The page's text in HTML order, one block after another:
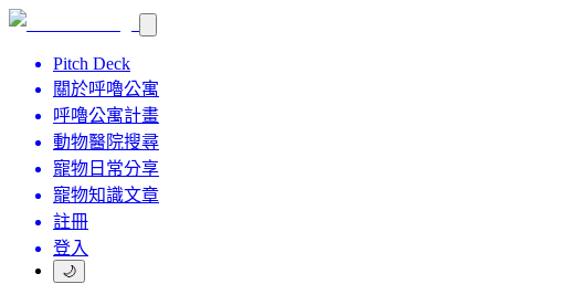
Pitch Deck
關於呼嚕公寓
呼嚕公寓計畫
動物醫院搜尋
寵物日常分享
寵物知識文章
註冊
登入
🌙